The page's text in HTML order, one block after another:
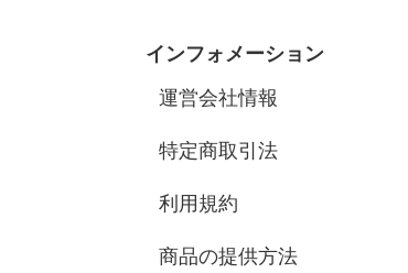
インフォメーション
運営会社情報
特定商取引法
利用規約
商品の提供方法